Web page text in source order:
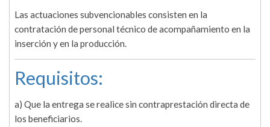
Las actuaciones subvencionables consisten en la
contratación de personal técnico de acompañamiento en la
inserción y en la producción.
Requisitos:
a) Que la entrega se realice sin contraprestación directa de
los beneficiarios.